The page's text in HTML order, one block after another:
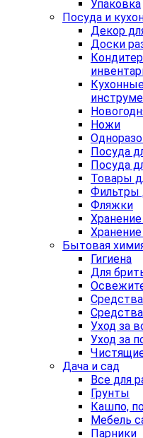
Упаковка
Посуда и
Декор
Доски
Ножи
Посуда
Посуда
Товары
Фильтры
Фляжки
Бытовая
Гигиена
Для
Уход за
Уход за
Дача и сад
Все для
Грунты
Кашпо,
Мебель
Парники